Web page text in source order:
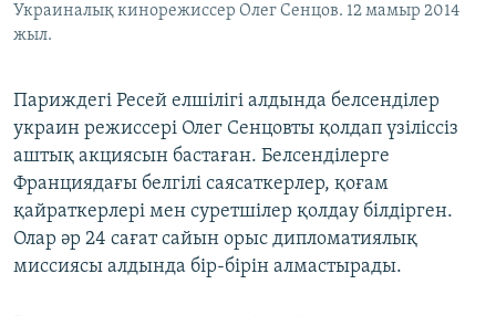
Басқа тілдерде
Украиналық кинорежиссер Олег Сенцов. 12 мамыр 2014
жыл.
Париждегі Ресей елшілігі алдында белсенділер
украин режиссері Олег Сенцовты қолдап үзіліссіз
аштық акциясын бастаған. Белсенділерге
Франциядағы белгілі саясаткерлер, қоғам
қайраткерлері мен суретшілер қолдау білдірген.
Олар әр 24 сағат сайын орыс дипломатиялық
миссиясы алдында бір-бірін алмастырады.